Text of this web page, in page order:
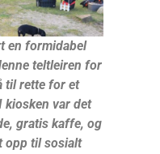
en formidabel
teltleiren for
til rette for et
kiosken var det
gratis kaffe, og
opp til sosialt